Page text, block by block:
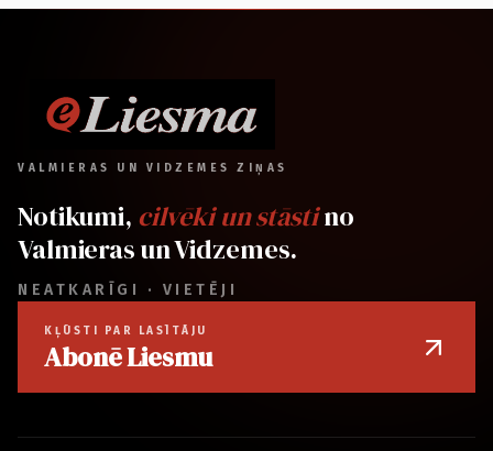
VALMIERAS UN VIDZEMES ZIŅAS
Notikumi, cilvēki un stāstino
Valmieras un Vidzemes.
NEATKARĪGI · VIETĒJI
KĻŪSTI PAR LASĪTĀJU
Abonē Liesmu